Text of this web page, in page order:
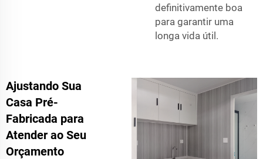
definitivamente boa
para garantir uma
longa vida útil.
Ajustando Sua
Casa Pré-
Fabricada para
Atender ao Seu
Orçamento